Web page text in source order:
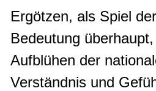
Ergötzen, als Spiel
Bedeutung
Aufblühen der
Verständnis und